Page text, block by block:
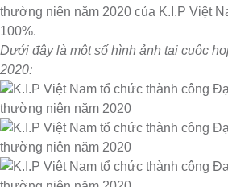
thường niên năm 2020 của K.I.P Việt
100%.
Dưới đây là một số hình ảnh tại cuộc
2020: